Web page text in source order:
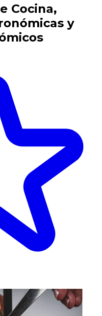
Experiencias
Cocina,
y